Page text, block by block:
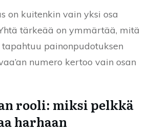
on kuitenkin vain yksi osa
tärkeää on ymmärtää, mitä
painonpudotuksen
numero kertoo vain osan
rooli: miksi pelkkä
harhaan